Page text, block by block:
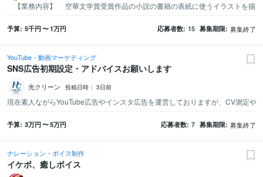
予算 5千円〜1万円 応募者数 15 募集期限 募集終了
YouTube・動画マーケティング
SNS広告初期設定・アドバイスお願いします
光クリーン 投稿日時： 3日前
予算 3万円〜5万円 応募者数 7 募集期限 募集終了
ナレーション・ボイス制作
イケボ、癒しボイス